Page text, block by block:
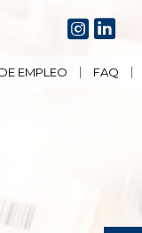
EMPLEO FAQ